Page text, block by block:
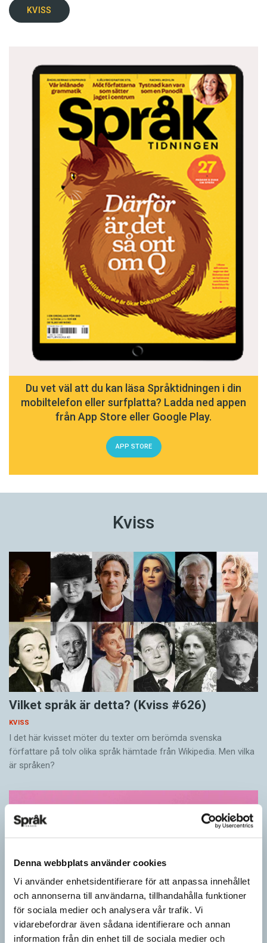
Denna webbplats använder cookies
Vi använder enhetsidentifierare för att anpassa innehållet
och annonserna till användarna, tillhandahålla funktioner
för sociala medier och analysera vår trafik. Vi
vidarebefordrar även sådana identifierare och annan
information från din enhet till de sociala medier och
KVISS
Du vet väl att du kan läsa Språktidningen i din
mobiltelefon eller surfplatta? Ladda ned appen
från App Store eller Google Play.
APP STORE
Kviss
Vilket språk är detta? (Kviss #626)
KVISS
I det här kvisset möter du texter om berömda svenska
författare på tolv olika språk hämtade från Wikipedia. Men vilka
är språken?